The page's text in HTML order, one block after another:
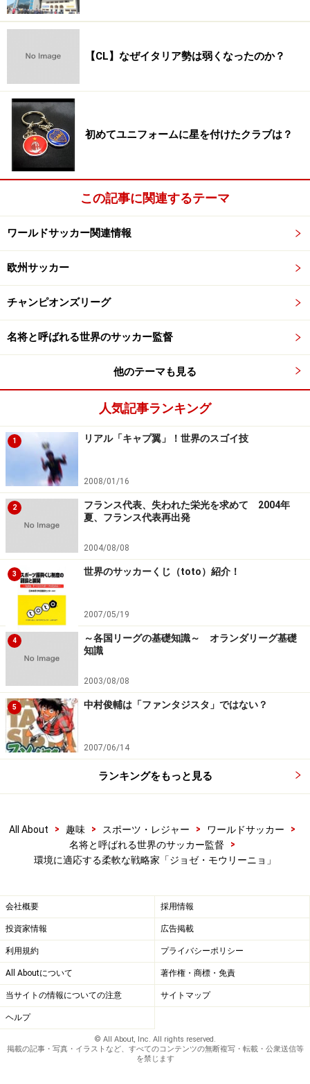
【CL】なぜイタリア勢は弱くなったのか？
初めてユニフォームに星を付けたクラブは？
この記事に関連するテーマ
ワールドサッカー関連情報
欧州サッカー
チャンピオンズリーグ
名将と呼ばれる世界のサッカー監督
他のテーマも見る
人気記事ランキング
1 リアル「キャプ翼」！世界のスゴイ技
2008/01/16
2
フランス代表、失われた栄光を求めて 2004年
夏、フランス代表再出発
2004/08/08
3 世界のサッカーくじ（toto）紹介！
2007/05/19
4
～各国リーグの基礎知識～ オランダリーグ基礎
知識
2003/08/08
5 中村俊輔は「ファンタジスタ」ではない？
2007/06/14
ランキングをもっと見る
All About > 趣味 > スポーツ・レジャー > ワールドサッカー
>
名将と呼ばれる世界のサッカー監督
>
環境に適応する柔軟な戦略家「ジョゼ・モウリーニョ」
会社概要 採用情報
投資家情報 広告掲載
利用規約 プライバシーポリシー
All Aboutについて 著作権・商標・免責
当サイトの情報についての注意 サイトマップ
ヘルプ
© All About, Inc. All rights reserved.
掲載の記事・写真・イラストなど、すべてのコンテンツの無断複写・転載・公衆送信等
を禁じます